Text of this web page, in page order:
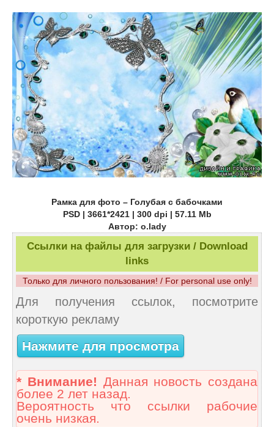
Рамка для фото – Голубая с бабочками
PSD | 3661*2421 | 300 dpi | 57.11 Mb
Автор: o.lady
Ссылки на файлы для загрузки / Download
links
Только для личного пользования! / For personal use only!
Для получения ссылок, посмотрите
короткую рекламу
Нажмите для просмотра
* Внимание! Данная новость создана
более 2 лет назад.
Вероятность что ссылки рабочие
очень низкая.